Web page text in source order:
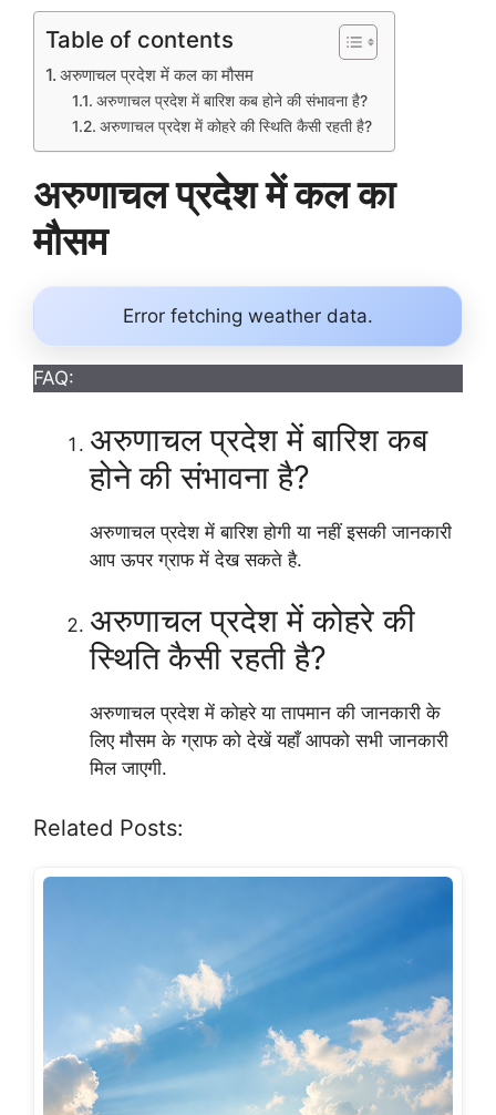
Table of contents
अरुणाचल प्रदेश में कल का मौसम
अरुणाचल प्रदेश में बारिश कब होने की संभावना है?
अरुणाचल प्रदेश में कोहरे की स्थिति कैसी रहती है?
अरुणाचल प्रदेश में कल का
मौसम
Error fetching weather data.
FAQ:
अरुणाचल प्रदेश में बारिश कब
होने की संभावना है?
अरुणाचल प्रदेश में बारिश होगी या नहीं इसकी जानकारी
आप ऊपर ग्राफ में देख सकते है.
अरुणाचल प्रदेश में कोहरे की
स्थिति कैसी रहती है?
अरुणाचल प्रदेश में कोहरे या तापमान की जानकारी के
लिए मौसम के ग्राफ को देखें यहाँ आपको सभी जानकारी
मिल जाएगी.
Related Posts: